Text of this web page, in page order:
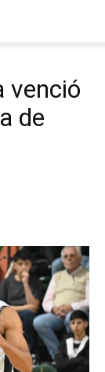
venció
de